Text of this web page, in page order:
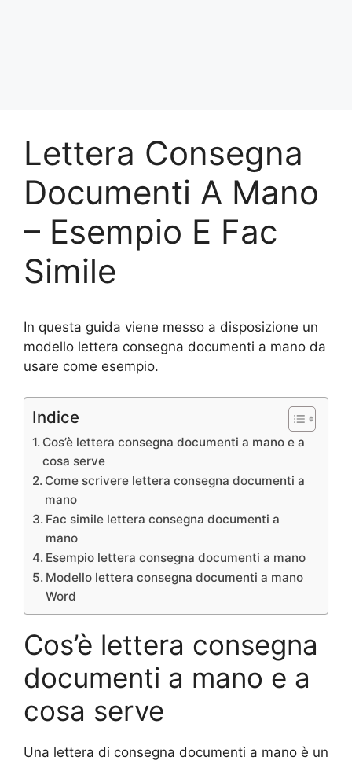
Lettera Consegna
Documenti A Mano
– Esempio E Fac
Simile
In questa guida viene messo a disposizione un
modello lettera consegna documenti a mano da
usare come esempio.
Indice
Cos’è lettera consegna documenti a mano e a
cosa serve
Come scrivere lettera consegna documenti a
mano
Fac simile lettera consegna documenti a
mano
Esempio lettera consegna documenti a mano
Modello lettera consegna documenti a mano
Word
Cos’è lettera consegna
documenti a mano e a
cosa serve
Una lettera di consegna documenti a mano è un